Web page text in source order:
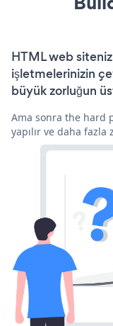
HTML web
işletmelerinizin
büyük zorluğun
Ama sonra the hard
yapılır ve daha